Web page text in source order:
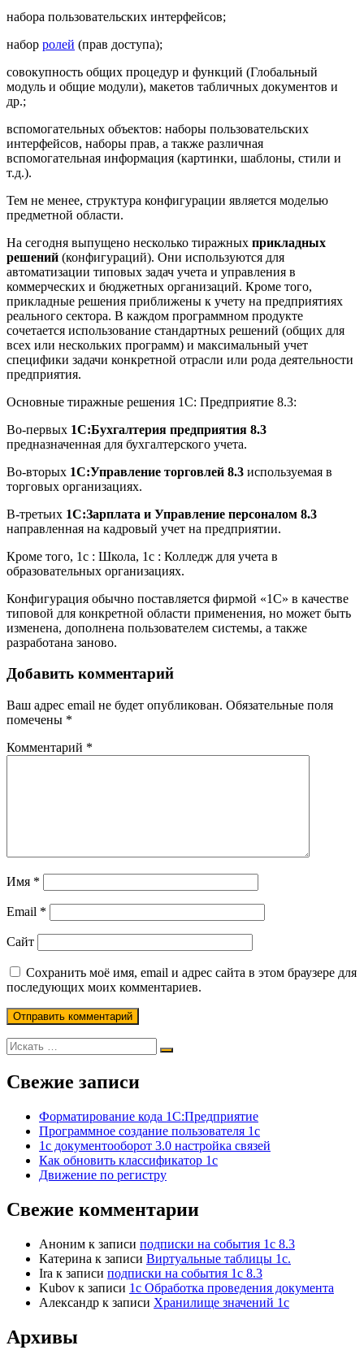
набора пользовательских интерфейсов;
набор ролей (прав доступа);
совокупность общих процедур и функций (Глобальный
модуль и общие модули), макетов табличных документов и
др.;
вспомогательных объектов: наборы пользовательских
интерфейсов, наборы прав, а также различная
вспомогательная информация (картинки, шаблоны, стили и
т.д.).
Тем не менее, структура конфигурации является моделью
предметной области.
На сегодня выпущено несколько тиражных прикладных
решений (конфигураций). Они используются для
автоматизации типовых задач учета и управления в
коммерческих и бюджетных организаций. Кроме того,
прикладные решения приближены к учету на предприятиях
реального сектора. В каждом программном продукте
сочетается использование стандартных решений (общих для
всех или нескольких программ) и максимальный учет
специфики задачи конкретной отрасли или рода деятельности
предприятия.
Основные тиражные решения 1С: Предприятие 8.3:
Во-первых 1С:Бухгалтерия предприятия 8.3
предназначенная для бухгалтерского учета.
Во-вторых 1С:Управление торговлей 8.3 используемая в
торговых организациях.
В-третьих 1С:Зарплата и Управление персоналом 8.3
направленная на кадровый учет на предприятии.
Кроме того, 1с : Школа, 1с : Колледж для учета в
образовательных организациях.
Конфигурация обычно поставляется фирмой «1С» в качестве
типовой для конкретной области применения, но может быть
изменена, дополнена пользователем системы, а также
разработана заново.
Добавить комментарий
Ваш адрес email не будет опубликован. Обязательные поля
помечены *
Комментарий *
Имя *
Email *
Сайт
Сохранить моё имя, email и адрес сайта в этом браузере для
последующих моих комментариев.
Свежие записи
Форматирование кода 1С:Предприятие
Программное создание пользователя 1с
1с документооборот 3.0 настройка связей
Как обновить классификатор 1с
Движение по регистру
Свежие комментарии
Аноним к записи подписки на события 1с 8.3
Катерина к записи Виртуальные таблицы 1с.
Ira к записи подписки на события 1с 8.3
Kubov к записи 1с Обработка проведения документа
Александр к записи Хранилище значений 1с
Архивы